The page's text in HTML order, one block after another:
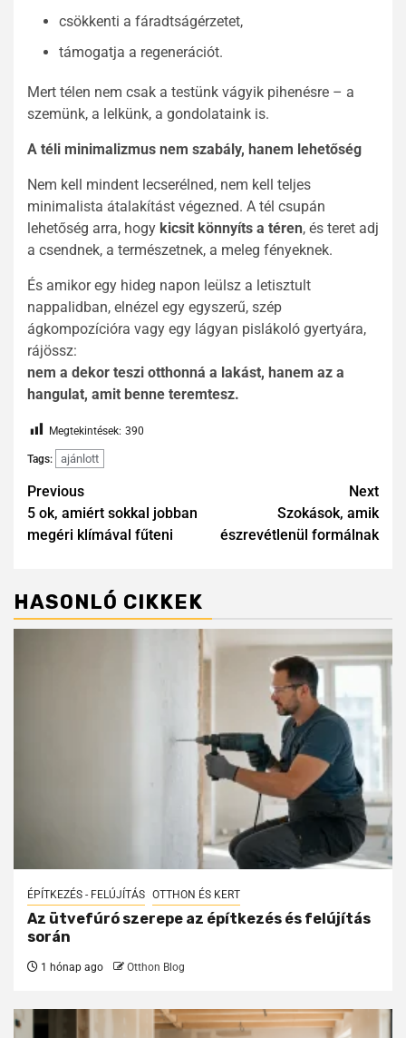
csökkenti a fáradtságérzetet,
támogatja a regenerációt.
Mert télen nem csak a testünk vágyik pihenésre – a
szemünk, a lelkünk, a gondolataink is.
A téli minimalizmus nem szabály, hanem lehetőség
Nem kell mindent lecserélned, nem kell teljes
minimalista átalakítást végezned. A tél csupán
lehetőség arra, hogy kicsit könnyíts a téren, és teret adj
a csendnek, a természetnek, a meleg fényeknek.
És amikor egy hideg napon leülsz a letisztult
nappalidban, elnézel egy egyszerű, szép
ágkompozícióra vagy egy lágyan pislákoló gyertyára,
rájössz:
nem a dekor teszi otthonná a lakást, hanem az a
hangulat, amit benne teremtesz.
Megtekintések: 390
Tags: ajánlott
Previous
5 ok, amiért sokkal jobban
megéri klímával fűteni
Next
Szokások, amik
észrevétlenül formálnak
HASONLÓ CIKKEK
ÉPÍTKEZÉS - FELÚJÍTÁS OTTHON ÉS KERT
Az ütvefúró szerepe az építkezés és felújítás
során
1 hónap ago Otthon Blog